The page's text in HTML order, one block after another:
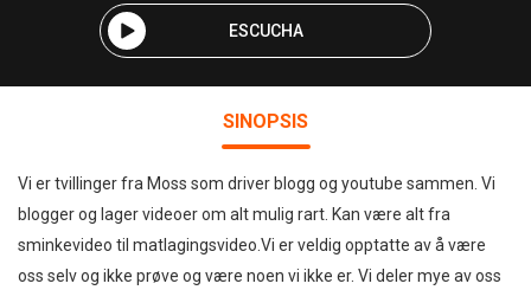
ESCUCHA
SINOPSIS
Vi er tvillinger fra Moss som driver blogg og youtube sammen. Vi
blogger og lager videoer om alt mulig rart. Kan være alt fra
sminkevideo til matlagingsvideo.Vi er veldig opptatte av å være
oss selv og ikke prøve og være noen vi ikke er. Vi deler mye av oss